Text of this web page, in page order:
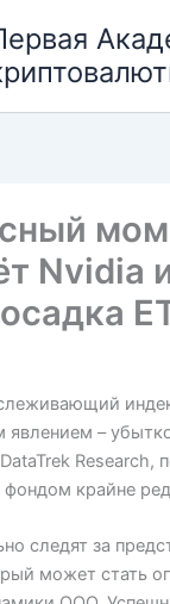
Nvidia
явлением –
Research,
крайне
следят за
может стать